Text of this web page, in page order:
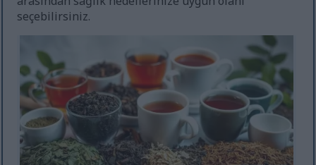
seçebilirsiniz.